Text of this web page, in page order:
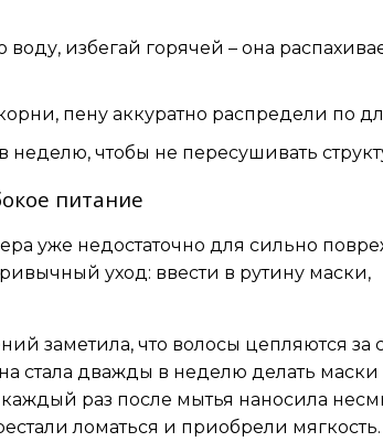
избегай горячей – она
пену аккуратно распредели по
неделю, чтобы не пересушивать
питание
уже недостаточно для сильно
уход: ввести в рутину маски,
заметила, что волосы цепляются за
стала дважды в неделю делать маски
раз после мытья наносила
ломаться и приобрели мягкость.